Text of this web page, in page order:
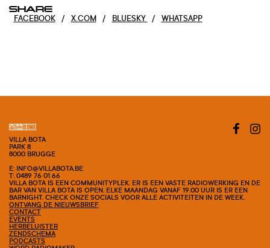
SHARE
FACEBOOK / X.COM / BLUESKY / WHATSAPP
VILLA BOTA
PARK 8
8000 BRUGGE
E: INFO@VILLABOTA.BE
T: 0489 76 01 66
VILLA BOTA IS EEN COMMUNITYPLEK. ER IS EEN VASTE RADIOWERKING EN DE
BAR VAN VILLA BOTA IS OPEN. ELKE MAANDAG VANAF 19.00 UUR IS ER EEN
BARNIGHT. CHECK ONZE SOCIALS VOOR ALLE ACTIVITEITEN IN DE WEEK.
ONTVANG DE NIEUWSBRIEF
CONTACT
EVENTS
HERBELUISTER
ZENDSCHEMA
PODCASTS